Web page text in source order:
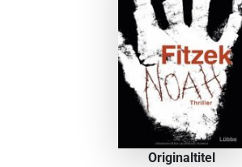
Originaltitel